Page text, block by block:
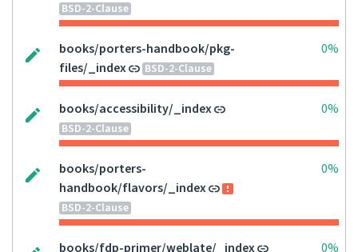
BSD-2-Clause
books/porters-handbook/pkg-
files/_index
BSD-2-Clause
0%
books/accessibility/_index
BSD-2-Clause
0%
books/porters-
handbook/flavors/_index
BSD-2-Clause
0%
books/fdp-primer/weblate/_index 0%